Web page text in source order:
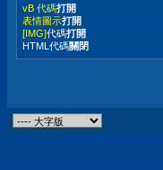
vB 代碼打開
表情圖示打開
[IMG]代碼打開
HTML代碼關閉